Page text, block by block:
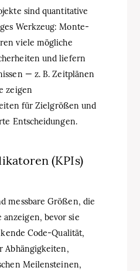
sind quantitative
Werkzeug: Monte-
viele mögliche
und liefern
— z. B. Zeitplänen
zeigen
für Zielgrößen und
Entscheidungen.
(KPIs)
messbare Größen, die
bevor sie
Code-Qualität,
Abhängigkeiten,
Meilensteinen,